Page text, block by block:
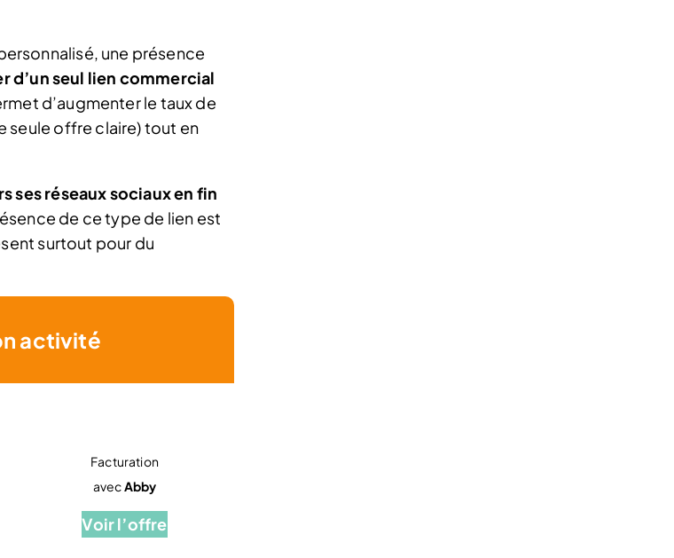
une présence
d’un seul lien commercial
d’augmenter le taux de
seule offre claire) tout en
ses réseaux sociaux en fin
de ce type de lien est
surtout pour du
activité
Facturation
avecAbby
Voir l’offre